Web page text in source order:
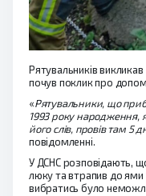
Рятувальників
почув поклик про
«Рятувальники, що
1993 року народження,
його слів, провів там 5
повідомленні.
У ДСНС розповідають, що
люку та втрапив до
вибратись було